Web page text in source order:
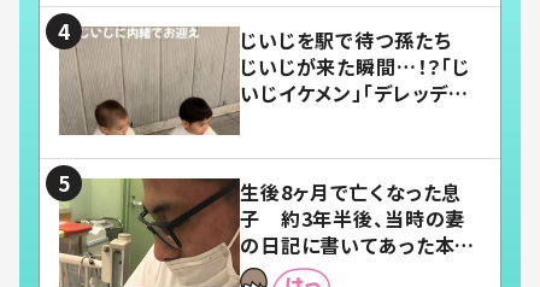
じいじを駅で待つ孫たち
じいじが来た瞬間…！？「じ
いじイケメン」「デレッデレ」
生後8ヶ月で亡くなった息
子 約3年半後、当時の妻
の日記に書いてあった本音
とは